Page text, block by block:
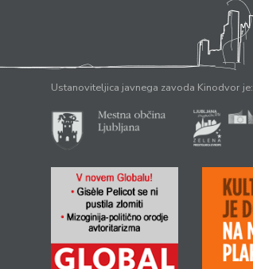
Ustanoviteljica javnega zavoda Kinodvor je: